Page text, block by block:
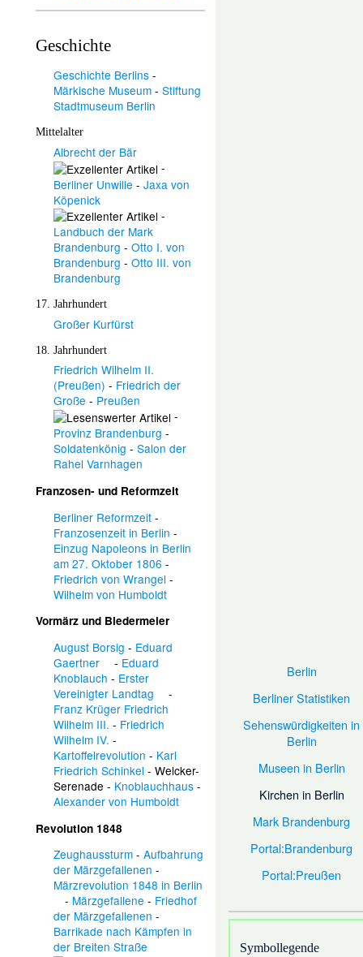
Geschichte
Geschichte Berlins-
Märkische Museum- Stiftung
Stadtmuseum Berlin
Mittelalter
Albrecht der Bär
-
Berliner Unwille - Jaxa von
Köpenick
-
Landbuch der Mark
Brandenburg - Otto I. von
Brandenburg - Otto III. von
Brandenburg
17. Jahrhundert
Großer Kurfürst
18. Jahrhundert
Friedrich Wilhelm II.
(Preußen) - Friedrich der
Große - Preußen
-
Provinz Brandenburg -
Soldatenkönig - Salon der
Rahel Varnhagen
Franzosen- und Reformzeit
Berliner Reformzeit-
Franzosenzeit in Berlin -
Einzug Napoleons in Berlin
am 27. Oktober 1806 -
Friedrich von Wrangel -
Wilhelm von Humboldt
Vormärz und Biedermeier
August Borsig - Eduard
Gaertner
- Eduard
Knoblauch - Erster
Vereinigter Landtag
-
Franz Krüger Friedrich
Wilhelm III. - Friedrich
Wilhelm IV. -
Kartoffelrevolution - Karl
Friedrich Schinkel - Welcker-
Serenade - Knoblauchhaus-
Alexander von Humboldt
Revolution 1848
Zeughaussturm- Aufbahrung
der Märzgefallenen -
Märzrevolution 1848 in Berlin
- Märzgefallene - Friedhof
der Märzgefallenen -
Barrikade nach Kämpfen in
der Breiten Straße
Berlin
Berliner Statistiken
Sehenswürdigkeiten in
Berlin
Museen in Berlin
Kirchen in Berlin
Mark Brandenburg
Portal:Brandenburg
Portal:Preußen
Symbollegende